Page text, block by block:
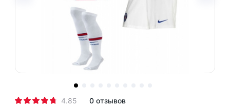
4.85
0 отзывов